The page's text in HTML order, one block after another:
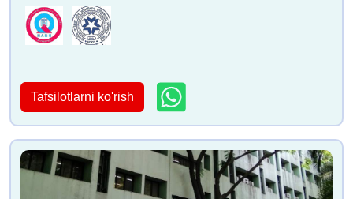
Tafsilotlarni ko'rish